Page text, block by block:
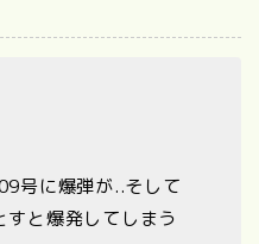
号に爆弾が..そして
と爆発してしまう